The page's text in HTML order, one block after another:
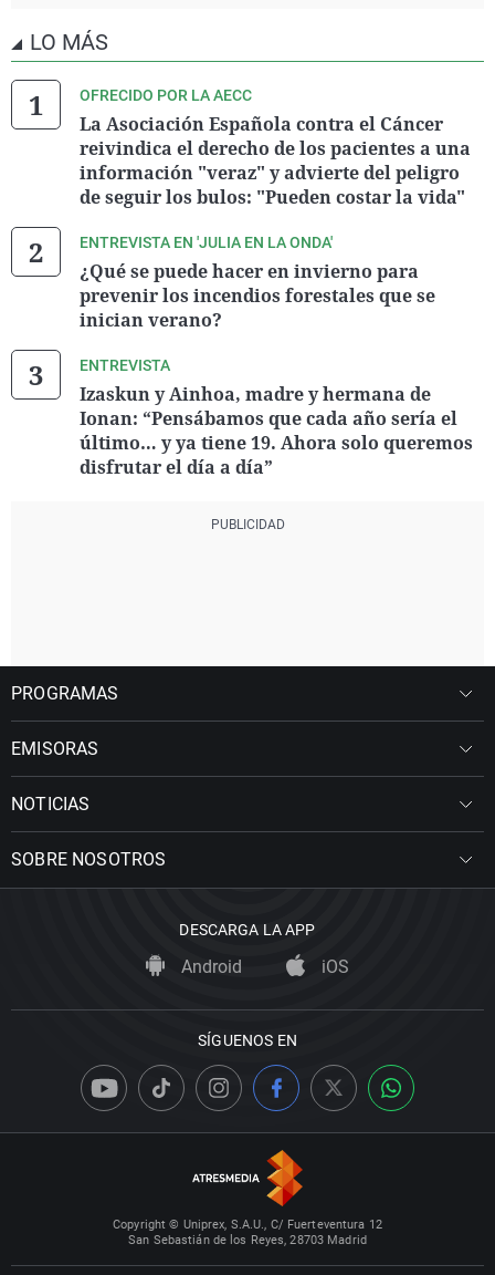
LO MÁS
OFRECIDO POR LA AECC
La Asociación Española contra el Cáncer
reivindica el derecho de los pacientes a una
información "veraz" y advierte del peligro
de seguir los bulos: "Pueden costar la vida"
ENTREVISTA EN 'JULIA EN LA ONDA'
¿Qué se puede hacer en invierno para
prevenir los incendios forestales que se
inician verano?
ENTREVISTA
Izaskun y Ainhoa, madre y hermana de
Ionan: “Pensábamos que cada año sería el
último… y ya tiene 19. Ahora solo queremos
disfrutar el día a día”
PROGRAMAS
EMISORAS
NOTICIAS
SOBRE NOSOTROS
DESCARGA LA APP
Android iOS
SÍGUENOS EN
Copyright © Uniprex, S.A.U., C/ Fuerteventura 12
San Sebastián de los Reyes, 28703 Madrid